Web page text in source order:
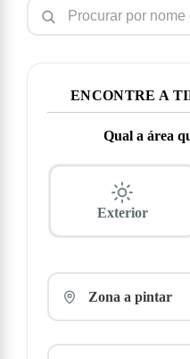
ENCONTRE A
Qual a área
Exterior
Zona a pintar